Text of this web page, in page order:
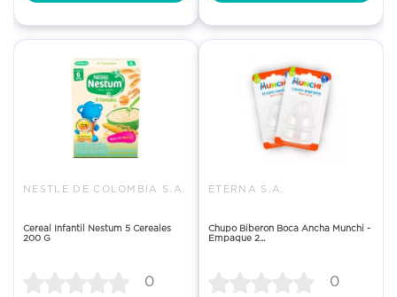
NESTLE DE COLOMBIA S.A.
Cereal Infantil Nestum 5 Cereales
200 G
0
ETERNA S.A.
Chupo Biberon Boca Ancha Munchi -
Empaque 2...
0